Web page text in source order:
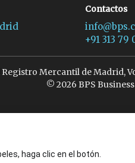
Contactos
+91 313 79
Mercantil de Madrid,
© 2026 BPS
haga clic en el botón.